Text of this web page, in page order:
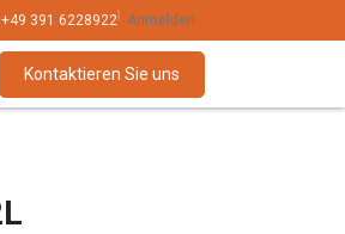
Marken
+49 391 6228922 Anmelden
Kontaktieren Sie uns